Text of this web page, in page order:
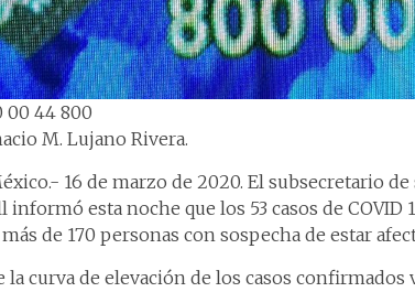
00 44 800
M. Lujano Rivera.
16 de marzo de 2020. El subsecretario
informó esta noche que los 53 casos de COVID
de 170 personas con sospecha de estar
la curva de elevación de los casos